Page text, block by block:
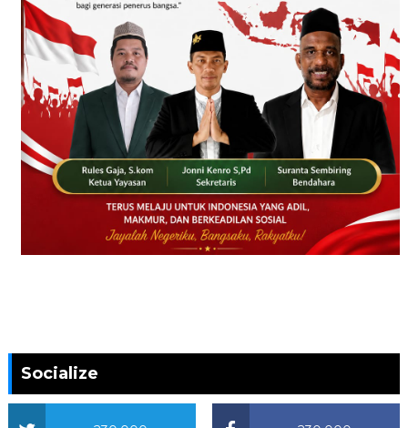
Socialize